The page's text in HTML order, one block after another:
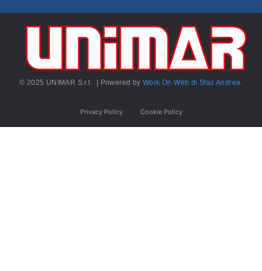
© 2025 UNIMAR S.r.l. | Powered byWork On Web di Staz Andrea.
Privacy Policy Cookie Policy